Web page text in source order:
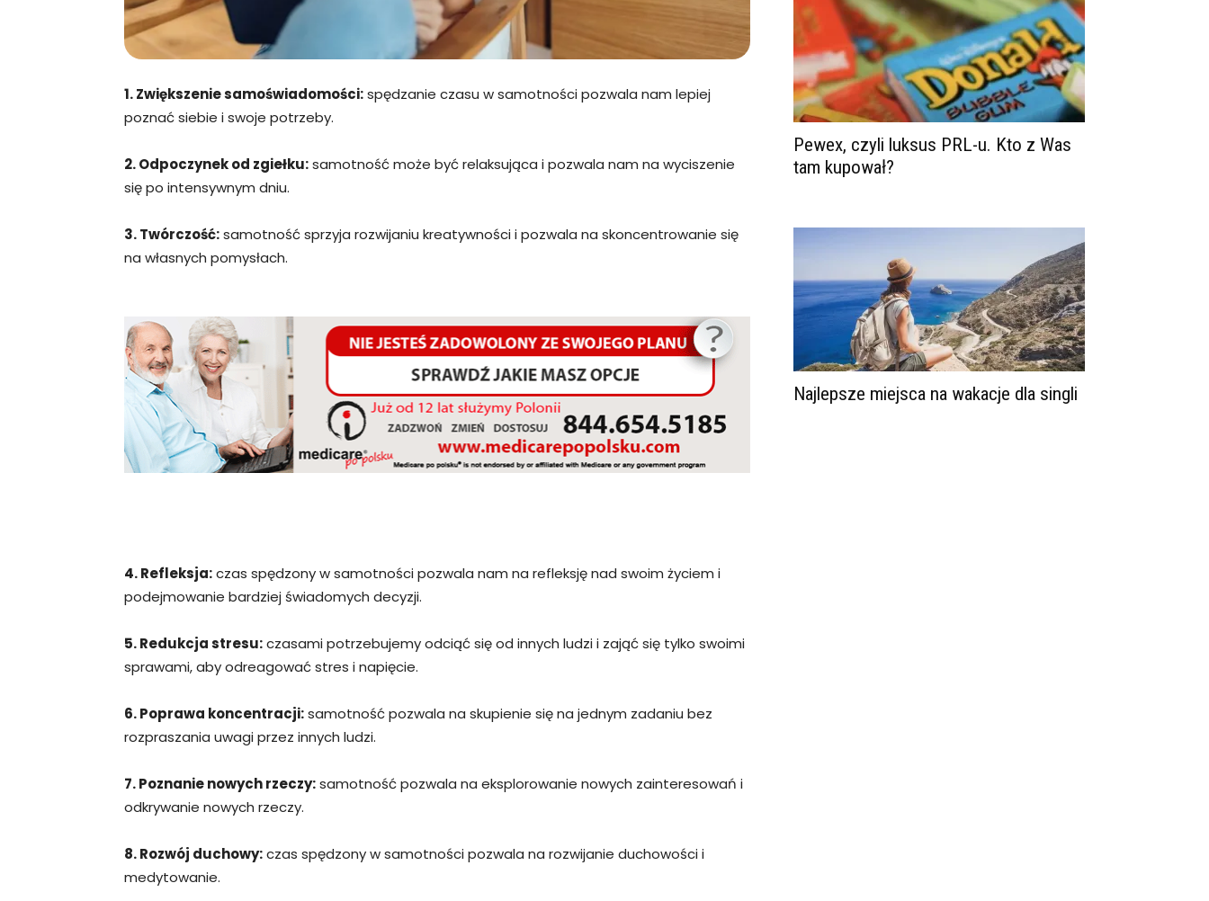
1. Zwiększenie samoświadomości:spędzanie czasu w samotności pozwala nam lepiej
poznać siebie i swoje potrzeby.
2. Odpoczynek od zgiełku:samotność może być relaksująca i pozwala nam na wyciszenie
się po intensywnym dniu.
3. Twórczość:samotność sprzyja rozwijaniu kreatywności i pozwala na skoncentrowanie się
na własnych pomysłach.
4. Refleksja:czas spędzony w samotności pozwala nam na refleksję nad swoim życiem i
podejmowanie bardziej świadomych decyzji.
5. Redukcja stresu:czasami potrzebujemy odciąć się od innych ludzi i zająć się tylko swoimi
sprawami, aby odreagować stres i napięcie.
6. Poprawa koncentracji:samotność pozwala na skupienie się na jednym zadaniu bez
rozpraszania uwagi przez innych ludzi.
7. Poznanie nowych rzeczy:samotność pozwala na eksplorowanie nowych zainteresowań i
odkrywanie nowych rzeczy.
8. Rozwój duchowy:czas spędzony w samotności pozwala na rozwijanie duchowości i
medytowanie.
Pewex, czyli luksus PRL-u. Kto z Was
tam kupował?
Najlepsze miejsca na wakacje dla singli